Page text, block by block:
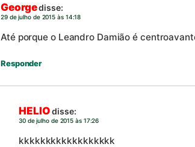
Georgedisse:
29 de julho de 2015 às 14:18
Até porque o Leandro Damião é
Responder
HELIO disse:
30 de julho de 2015 às 17:26
kkkkkkkkkkkkkkkkkk